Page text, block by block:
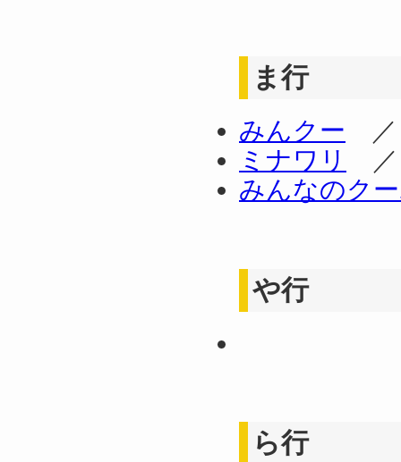
ま行
みんクー
ミナワリ
みんなのク
や行
ら行